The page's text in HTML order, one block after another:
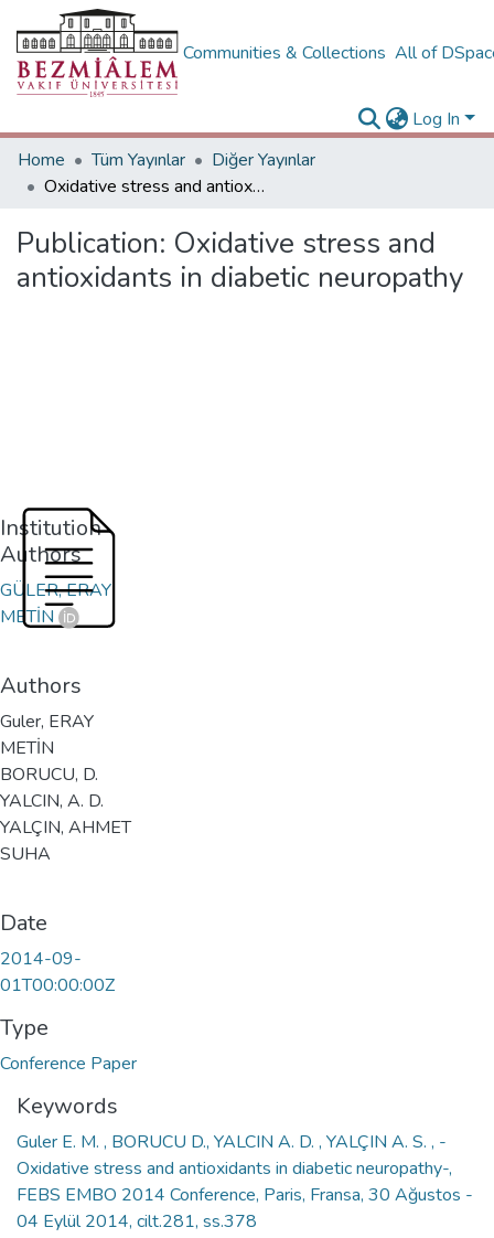
Communities & Collections All of
Log In
Home
Tüm Yayınlar
Diğer Yayınlar
Oxidative stress and antioxidants in diabetic neuropathy
Publication: Oxidative stress and
antioxidants in diabetic neuropathy
Institution
Authors
GÜLER, ERAY
METİN
Authors
Guler, ERAY
METİN
BORUCU, D.
YALCIN, A. D.
YALÇIN, AHMET
SUHA
Date
2014-09-
01T00:00:00Z
Type
Conference Paper
Keywords
Guler E. M. , BORUCU D., YALCIN A. D. , YALÇIN A. S. , -
Oxidative stress and antioxidants in diabetic neuropathy-,
FEBS EMBO 2014 Conference, Paris, Fransa, 30 Ağustos -
04 Eylül 2014, cilt.281, ss.378